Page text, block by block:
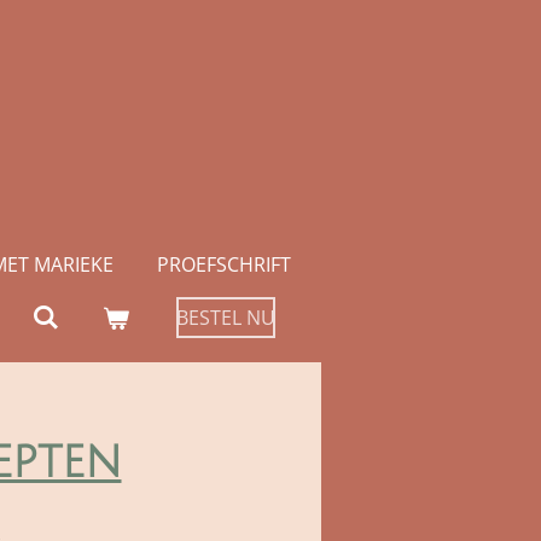
MARIEKE
PROEFSCHRIFT
BESTEL NU